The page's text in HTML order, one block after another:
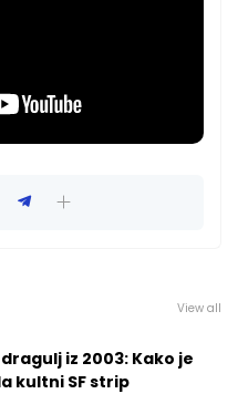
View all
iz 2003: Kako je
kultni SF strip